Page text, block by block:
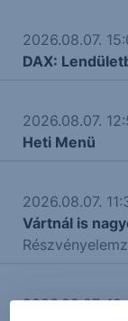
2026.08.07.
DAX:
2026.08.07.
Heti Menü
2026.08.07.
Vártnál is
2026.08.07.